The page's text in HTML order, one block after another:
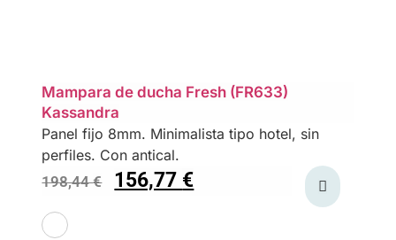
Mampara de ducha Fresh (FR633)
Kassandra
Panel fijo 8mm. Minimalista tipo hotel, sin
perfiles. Con antical.
198,44€ 156,77 €